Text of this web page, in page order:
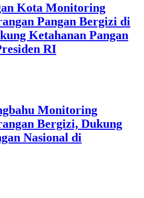
Kota Monitoring
Pangan Bergizi di
Ketahanan Pangan
RI
Monitoring
Bergizi, Dukung
Nasional di